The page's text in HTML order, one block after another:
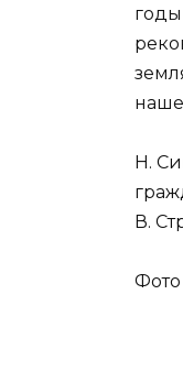
Н.
В.
Фото